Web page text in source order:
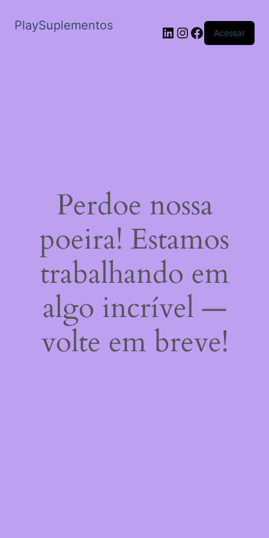
PlaySuplementos LinkedIn
Instagram
Facebook
Acessar
Perdoe nossa
poeira! Estamos
trabalhando em
algo incrível —
volte em breve!